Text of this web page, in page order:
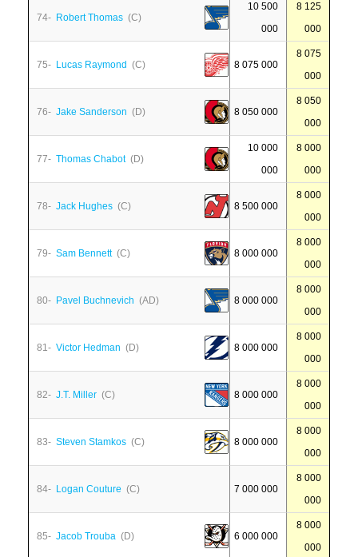
74- Robert Thomas (C)
10 500
000
8 125
000
75- Lucas Raymond (C) 8 075 000
8 075
000
76- Jake Sanderson (D) 8 050 000
8 050
000
77- Thomas Chabot(D)
10 000
000
8 000
000
78- Jack Hughes (C) 8 500 000
8 000
000
79- Sam Bennett(C) 8 000 000
8 000
000
80- Pavel Buchnevich (AD) 8 000 000
8 000
000
81- Victor Hedman (D) 8 000 000
8 000
000
82- J.T. Miller (C) 8 000 000
8 000
000
83- Steven Stamkos (C) 8 000 000
8 000
000
84- Logan Couture (C) 7 000 000
8 000
000
85- Jacob Trouba (D) 6 000 000
8 000
000